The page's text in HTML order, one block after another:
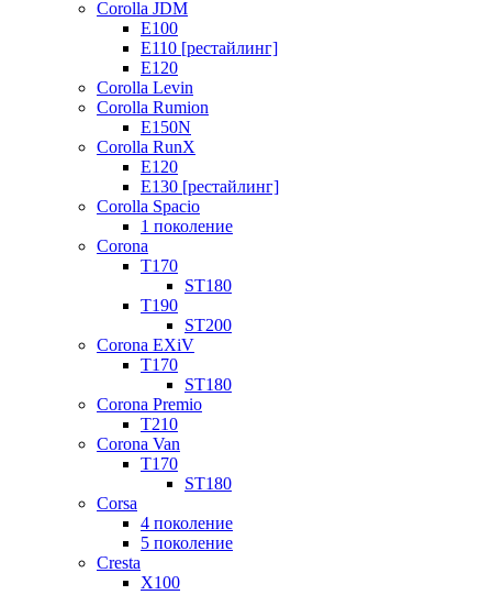
Corolla JDM
E100
E110 [рестайлинг]
E120
Corolla Levin
Corolla Rumion
E150N
Corolla RunX
E120
E130 [рестайлинг]
Corolla Spacio
1 поколение
Corona
T170
ST180
T190
ST200
Corona EXiV
T170
ST180
Corona Premio
T210
Corona Van
T170
ST180
Corsa
4 поколение
5 поколение
Cresta
X100